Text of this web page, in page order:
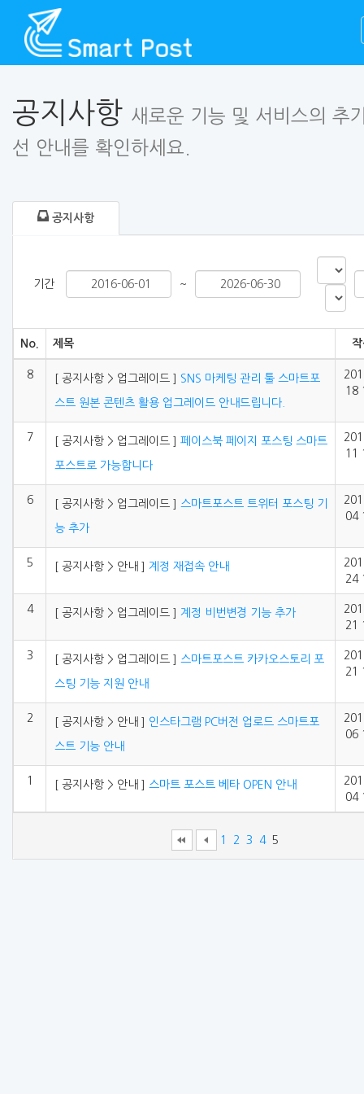
공지사항 새로운 기능 및 서비스의 추
선 안내를 확인하세요.
공지사항
기간 ~
No. 제목 작
8 [ 공지사항 > 업그레이드 ] SNS 마케팅 관리 툴 스마트포
스트 원본 콘텐츠 활용 업그레이드 안내드립니다.
18
7 [ 공지사항 > 업그레이드 ] 페이스북 페이지 포스팅 스마트
포스트로 가능합니다
11
6 [ 공지사항 > 업그레이드 ] 스마트포스트 트위터 포스팅 기
능 추가
04
5 [ 공지사항 > 안내 ] 계정 재접속 안내
24
4 [ 공지사항 > 업그레이드 ] 계정 비번변경 기능 추가
21
3 [ 공지사항 > 업그레이드 ] 스마트포스트 카카오스토리 포
스팅 기능 지원 안내
21
2 [ 공지사항 > 안내 ] 인스타그램 PC버전 업로드 스마트포
스트 기능 안내
06
1 [ 공지사항 > 안내 ] 스마트 포스트 베타 OPEN 안내
04
1 2 3 4 5